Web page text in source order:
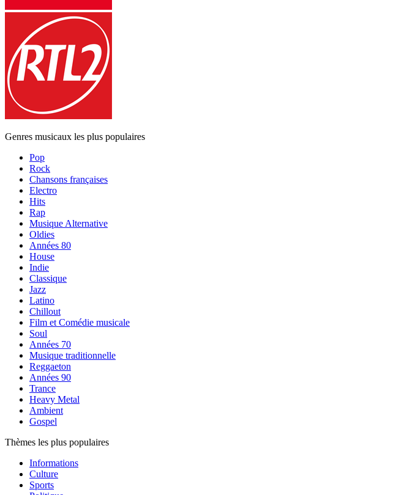
Genres musicaux les plus populaires
Pop
Rock
Chansons françaises
Electro
Hits
Rap
Musique Alternative
Oldies
Années 80
House
Indie
Classique
Jazz
Latino
Chillout
Film et Comédie musicale
Soul
Années 70
Musique traditionnelle
Reggaeton
Années 90
Trance
Heavy Metal
Ambient
Gospel
Thèmes les plus populaires
Informations
Culture
Sports